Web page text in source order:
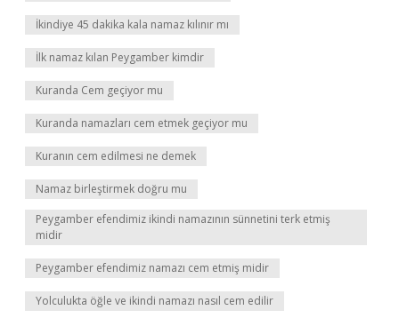
İkindiye 45 dakika kala namaz kılınır mı
İlk namaz kılan Peygamber kimdir
Kuranda Cem geçiyor mu
Kuranda namazları cem etmek geçiyor mu
Kuranın cem edilmesi ne demek
Namaz birleştirmek doğru mu
Peygamber efendimiz ikindi namazının sünnetini terk etmiş
midir
Peygamber efendimiz namazı cem etmiş midir
Yolculukta öğle ve ikindi namazı nasıl cem edilir